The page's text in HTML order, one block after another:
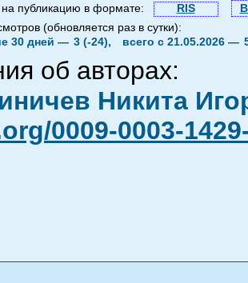
на публикацию в формате: RIS
(обновляется раз в сутки):
30 дней — 3 (-24), всего с 21.05.2026 —
об авторах:
Никита
0009-0003-